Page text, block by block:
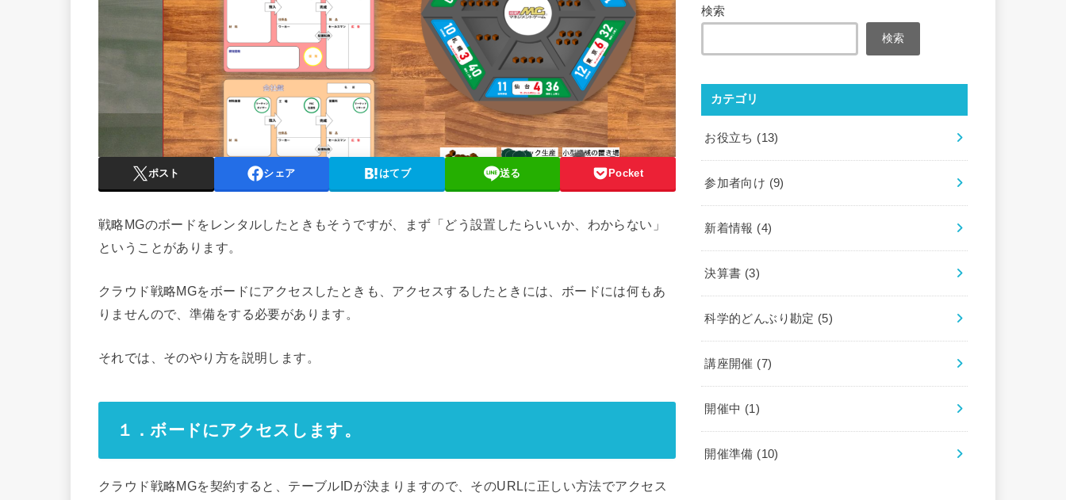
ポスト シェア はてブ 送る Pocket
戦略MGのボードをレンタルしたときもそうですが、まず「どう設置したらいいか、わからない」
ということがあります。
クラウド戦略MGをボードにアクセスしたときも、アクセスするしたときには、ボードには何もあ
りませんので、準備をする必要があります。
それでは、そのやり方を説明します。
１．ボードにアクセスします。
クラウド戦略MGを契約すると、テーブルIDが決まりますので、そのURLに正しい方法でアクセス
検索
検索
カテゴリ
お役立ち (13)
参加者向け (9)
新着情報 (4)
決算書 (3)
科学的どんぶり勘定 (5)
講座開催 (7)
開催中 (1)
開催準備 (10)